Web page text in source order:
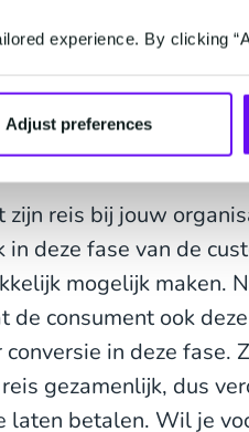
experience. By clicking
Adjust preferences
agents helpen om
te voorzien.
voor
zijn reis bij jouw
in deze fase van de
mogelijk maken.
de consument ook
in deze fase.
gezamenlijk, dus
laten betalen. Wil je